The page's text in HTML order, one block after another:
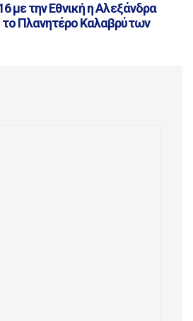
με την Εθνική η Αλεξάνδρα
Πλανητέρο Καλαβρύτων